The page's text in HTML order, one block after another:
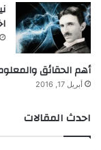
أهم الحقائق
أبريل 17, 2016
احدث المقالات